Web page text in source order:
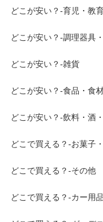
どこが安い？-育児・教
どこが安い？-調理器具
どこが安い？-雑貨
どこが安い？-食品・食
どこが安い？-飲料・酒
どこで買える？-お菓子
どこで買える？-その他
どこで買える？-カー用